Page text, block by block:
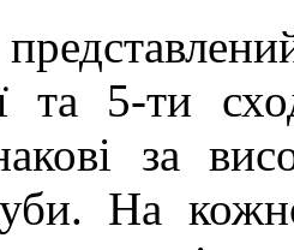
та 5-ти
за
На